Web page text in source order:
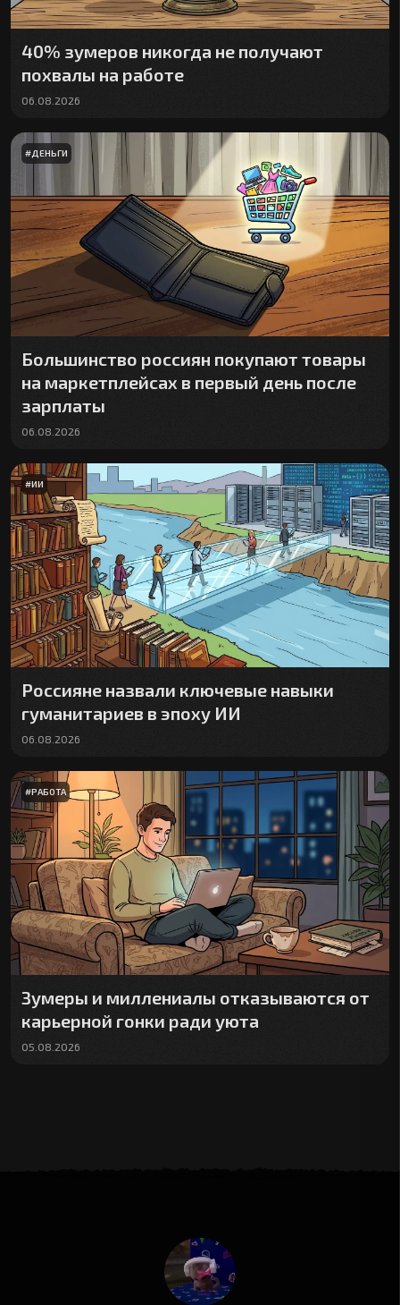
40% зумеров никогда не получают
похвалы на работе
06.08.2026
#ДЕНЬГИ
Большинство россиян покупают товары
на маркетплейсах в первый день после
зарплаты
06.08.2026
#ИИ
Россияне назвали ключевые навыки
гуманитариев в эпоху ИИ
06.08.2026
#РАБОТА
Зумеры и миллениалы отказываются от
карьерной гонки ради уюта
05.08.2026